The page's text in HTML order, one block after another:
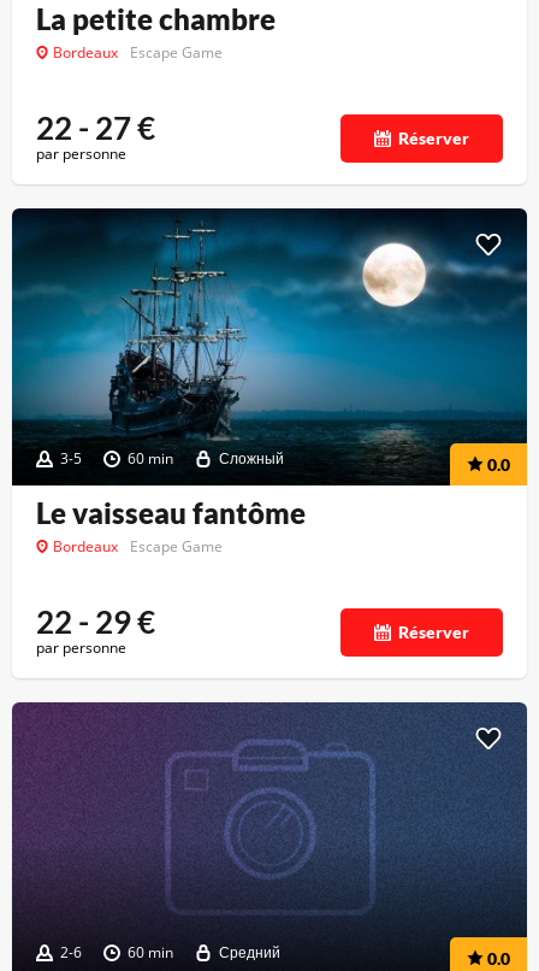
La petite chambre
Bordeaux Escape Game
22 - 27€
par personne
Réserver
3-5 60 min Сложный 0.0
Le vaisseau fantôme
Bordeaux Escape Game
22 - 29€
par personne
Réserver
2-6 60 min Средний 0.0